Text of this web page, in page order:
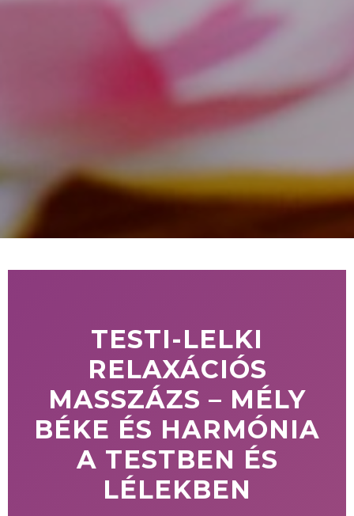
TESTI-LELKI
RELAXÁCIÓS
MASSZÁZS – MÉLY
BÉKE ÉS HARMÓNIA
A TESTBEN ÉS
LÉLEKBEN